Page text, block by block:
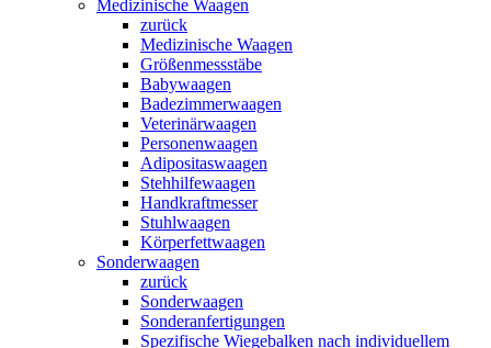
Medizinische Waagen
zurück
Medizinische Waagen
Größenmessstäbe
Babywaagen
Badezimmerwaagen
Veterinärwaagen
Personenwaagen
Adipositaswaagen
Stehhilfewaagen
Handkraftmesser
Stuhlwaagen
Körperfettwaagen
Sonderwaagen
zurück
Sonderwaagen
Sonderanfertigungen
Spezifische Wiegebalken nach individuellem